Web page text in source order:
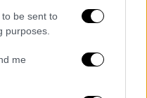
be sent to
purposes.
me